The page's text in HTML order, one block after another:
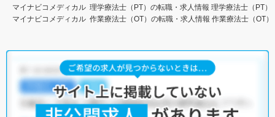
マイナビコメディカル 理学療法士（PT）の転職・求人情報 理学療法士（PT）
マイナビコメディカル 作業療法士（OT）の転職・求人情報 作業療法士（OT